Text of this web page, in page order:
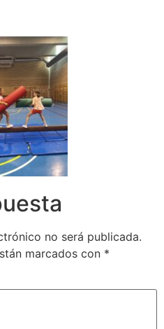
no será publicada.
marcados con *